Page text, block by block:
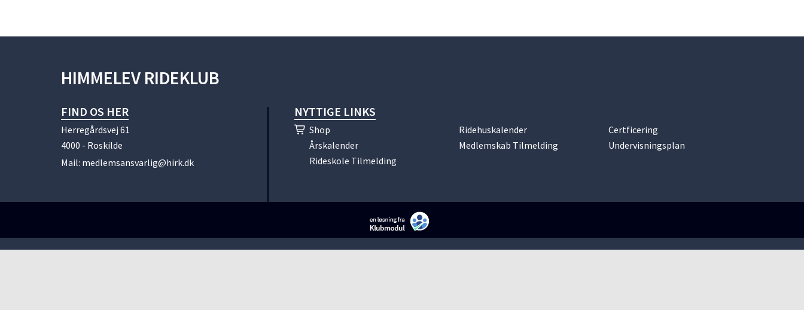
HIMMELEV RIDEKLUB
FIND OS HER
Herregårdsvej 61
4000 - Roskilde
Mail: medlemsansvarlig@hirk.dk
NYTTIGE LINKS
Shop Ridehuskalender
Certficering
Årskalender
Medlemskab Tilmelding
Undervisningsplan
Rideskole Tilmelding